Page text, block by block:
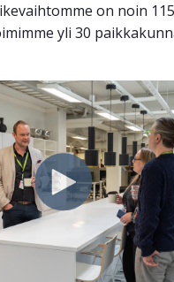
on noin
yli 30